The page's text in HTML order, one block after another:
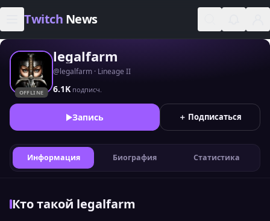
Skip to content
Twitch News
OFFLINE
legalfarm
@legalfarm · Lineage II
6.1K подписч.
Запись ＋ Подписаться
Информация Биография Статистика
Кто такой legalfarm